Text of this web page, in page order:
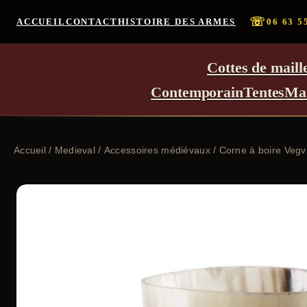
ACCUEIL CONTACTHISTOIRE DES ARMES ☏06 63
Cottes de
ContemporainTentes
Accueil/ Medieval / Accessoires médiévaux/ Corne à boire